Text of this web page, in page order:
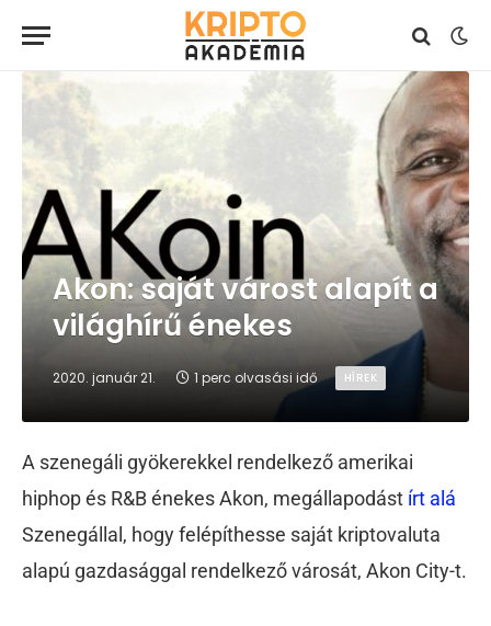
Akon: saját várost alapít a
világhírű énekes
2020. január 21. 1 perc olvasási idő HÍREK
A szenegáli gyökerekkel rendelkező amerikai
hiphop és R&B énekes Akon, megállapodást írt alá
Szenegállal, hogy felépíthesse saját kriptovaluta
alapú gazdasággal rendelkező városát, Akon City-t.